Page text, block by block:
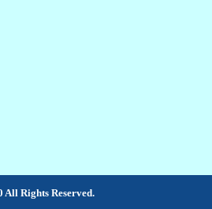
Rights Reserved.